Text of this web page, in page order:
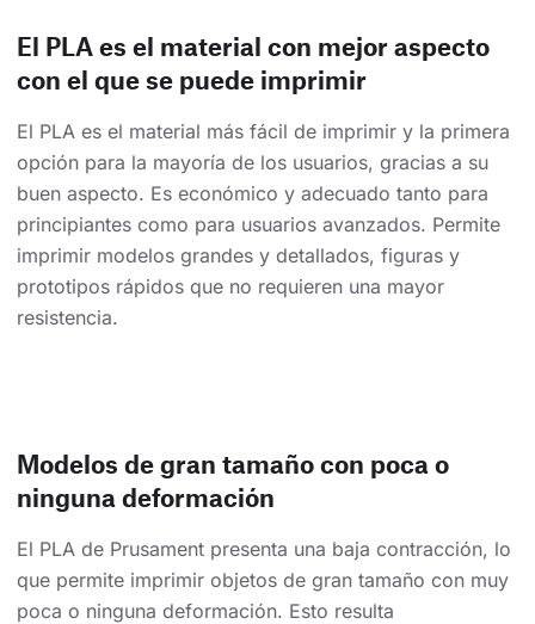
El PLA es el material con mejor aspecto
con el que se puede imprimir
El PLA es el material más fácil de imprimir y la primera
opción para la mayoría de los usuarios, gracias a su
buen aspecto. Es económico y adecuado tanto para
principiantes como para usuarios avanzados. Permite
imprimir modelos grandes y detallados, figuras y
prototipos rápidos que no requieren una mayor
resistencia.
Modelos de gran tamaño con poca o
ninguna deformación
El PLA de Prusament presenta una baja contracción, lo
que permite imprimir objetos de gran tamaño con muy
poca o ninguna deformación. Esto resulta